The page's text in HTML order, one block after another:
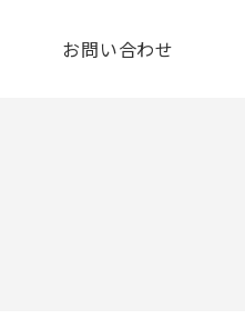
お問い合わせ